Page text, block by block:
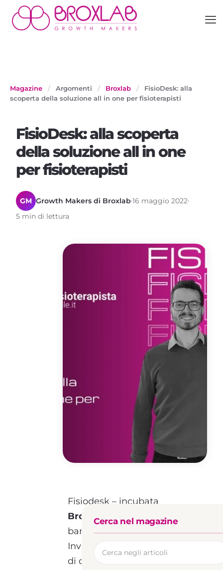
Magazine / Argomenti / Broxlab /
FisioDesk: alla
scoperta della soluzione all in one per fisioterapisti
FisioDesk: alla scoperta
della soluzione all in one
per fisioterapisti
GM Growth Makers di Broxlab 16 maggio 2022
5 min di lettura
Fisiodesk – incubata
Broxlab
dopo aver vinto il
bando Smart Money di
Invitalia – nasce dall’idea
di due giovani ingegneri
Cerca nel magazine